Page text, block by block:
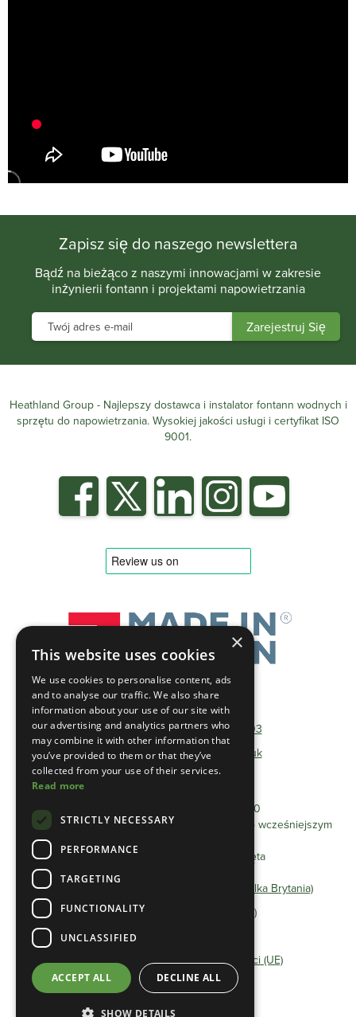
Zapisz się do naszego newslettera
Bądź na bieżąco z naszymi innowacjami w zakresie
inżynierii fontann i projektami napowietrzania
Heathland Group - Najlepszy dostawca i instalator fontann wodnych i
sprzętu do napowietrzania. Wysokiej jakości usługi i certyfikat ISO
9001.
Telefon:01493 801600
Bezpłatny telefon:0333 0384 103
E-mail:info@heathlandgroup.co.uk
Poniedziałek - Piątek 8:00 - 16:00
Spotkania po godzinie 16:00 można umówić po wcześniejszym
Zamknięte soboty/niedziele i święta
Oświadczenie o ochronie prywatności (Wielka Brytania)
Polityka Cookie (Wielka Brytania)
Oświadczenie o ochronie prywatności (UE)
Polityka Cookie (UE)
×
This website uses cookies
We use cookies to personalise content, ads
and to analyse our traffic. We also share
information about your use of our site with
our advertising and analytics partners who
may combine it with other information that
you’ve provided to them or that they’ve
collected from your use of their services.
Read more
STRICTLY NECESSARY
PERFORMANCE
TARGETING
FUNCTIONALITY
UNCLASSIFIED
ACCEPT ALL DECLINE ALL
SHOW DETAILS